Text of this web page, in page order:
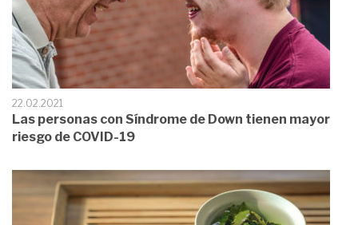
22.02.2021
Las personas con Síndrome de Down tienen mayor
riesgo de COVID-19